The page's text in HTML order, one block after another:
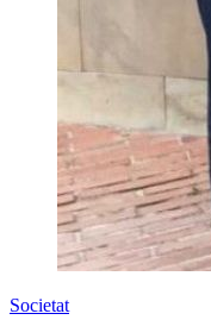
Societat